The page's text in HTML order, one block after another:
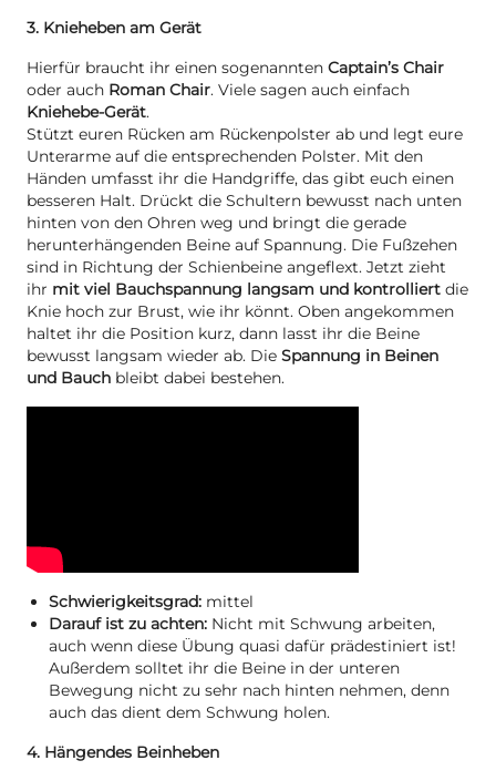
3. Knieheben am Gerät
Hierfür braucht ihr einen sogenannten Captain’s Chair
oder auch Roman Chair. Viele sagen auch einfach
Kniehebe-Gerät.
Stützt euren Rücken am Rückenpolster ab und legt eure
Unterarme auf die entsprechenden Polster. Mit den
Händen umfasst ihr die Handgriffe, das gibt euch einen
besseren Halt. Drückt die Schultern bewusst nach unten
hinten von den Ohren weg und bringt die gerade
herunterhängenden Beine auf Spannung. Die Fußzehen
sind in Richtung der Schienbeine angeflext. Jetzt zieht
ihr mit viel Bauchspannung langsam und kontrolliert die
Knie hoch zur Brust, wie ihr könnt. Oben angekommen
haltet ihr die Position kurz, dann lasst ihr die Beine
bewusst langsam wieder ab. Die Spannung in Beinen
und Bauch bleibt dabei bestehen.
Schwierigkeitsgrad: mittel
Darauf ist zu achten: Nicht mit Schwung arbeiten,
auch wenn diese Übung quasi dafür prädestiniert ist!
Außerdem solltet ihr die Beine in der unteren
Bewegung nicht zu sehr nach hinten nehmen, denn
auch das dient dem Schwung holen.
4. Hängendes Beinheben